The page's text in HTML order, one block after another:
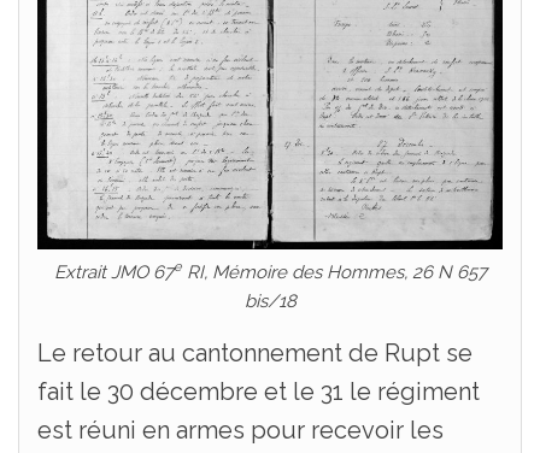
Extrait JMO 67eRI, Mémoire des Hommes, 26 N 657
bis/18
Le retour au cantonnement de Rupt se
fait le 30 décembre et le 31 le régiment
est réuni en armes pour recevoir les